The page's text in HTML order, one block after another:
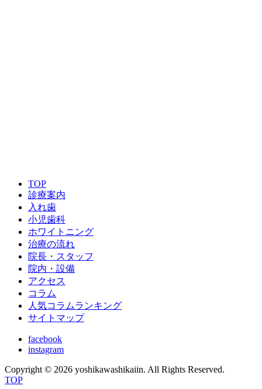
TOP
診療案内
入れ歯
小児歯科
ホワイトニング
治療の流れ
院長・スタッフ
院内・設備
アクセス
コラム
人気コラムランキング
サイトマップ
facebook
instagram
Copyright © 2026 yoshikawashikaiin. All Rights Reserved.
TOP